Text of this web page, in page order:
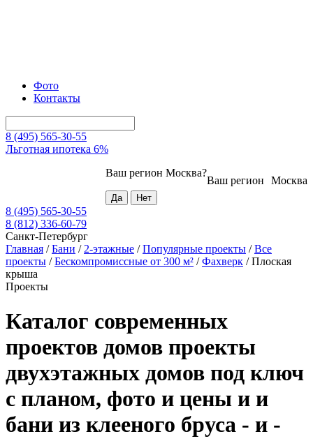
Фото
Контакты
8 (495) 565-30-55
Льготная ипотека 6%
Москва
Ваш регион
Ваш регион Москва?
8 (495) 565-30-55
8 (812) 336-60-79
Санкт-Петербург
Главная /Бани / 2-этажные /Популярные проекты /Все
проекты /Бескомпромиссные от 300 м² /Фахверк /Плоская
крыша
Проекты
Каталог современных
проектов домов проекты
двухэтажных домов под ключ
с планом, фото и цены и и
бани из клееного бруса - и -